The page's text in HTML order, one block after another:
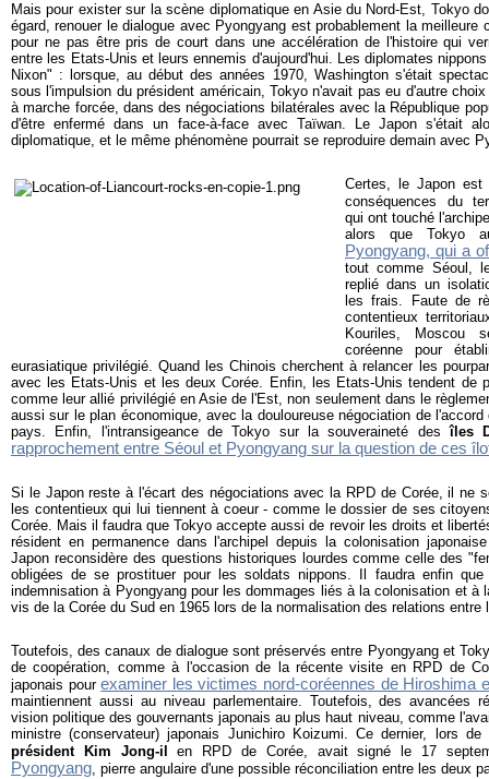
Mais pour exister sur la scène diplomatique en Asie du Nord-Est, Tokyo
égard, renouer le dialogue avec Pyongyang est probablement la meilleure
pour ne pas être pris de court dans une accélération de l'histoire qui
entre les Etats-Unis et leurs ennemis d'aujourd'hui. Les diplomates
Nixon" : lorsque, au début des années 1970, Washington s'était
sous l'impulsion du président américain, Tokyo n'avait pas eu d'autre
à marche forcée, dans des négociations bilatérales avec la République
d'être enfermé dans un face-à-face avec Taïwan. Le Japon s'était
diplomatique, et le même phénomène pourrait se reproduire demain avec
Certes, le Japon est
conséquences du
qui ont touché
alors que Tokyo
Pyongyang, qui a
tout comme Séoul,
replié dans un
les frais. Faute de
contentieux
Kouriles, Moscou
coréenne pour
eurasiatique privilégié. Quand les Chinois cherchent à relancer les
avec les Etats-Unis et les deux Corée. Enfin, les Etats-Unis tendent de
comme leur allié privilégié en Asie de l'Est, non seulement dans le
aussi sur le plan économique, avec la douloureuse négociation de
pays. Enfin, l'intransigeance de Tokyo sur la souveraineté desîles
rapprochement entre Séoul et Pyongyang sur la question de ces
Si le Japon reste à l'écart des négociations avec la RPD de Corée, il ne
les contentieux qui lui tiennent à coeur - comme le dossier de ses
Corée. Mais il faudra que Tokyo accepte aussi de revoir les droits et
résident en permanence dans l'archipel depuis la colonisation
Japon reconsidère des questions historiques lourdes comme celle des
obligées de se prostituer pour les soldats nippons. Il faudra enfin
indemnisation à Pyongyang pour les dommages liés à la colonisation et à
vis de la Corée du Sud en 1965 lors de la normalisation des relations entre
Toutefois, des canaux de dialogue sont préservés entre Pyongyang et
de coopération, comme à l'occasion de la récente visite en RPD de
japonais pourexaminer les victimes nord-coréennes de Hiroshima
maintiennent aussi au niveau parlementaire. Toutefois, des avancées
vision politique des gouvernants japonais au plus haut niveau, comme
ministre (conservateur) japonais Junichiro Koizumi. Ce dernier, lors
président Kim Jong-il
en RPD de Corée, avait signé le 17
Pyongyang, pierre angulaire d'une possible réconciliation entre les deux